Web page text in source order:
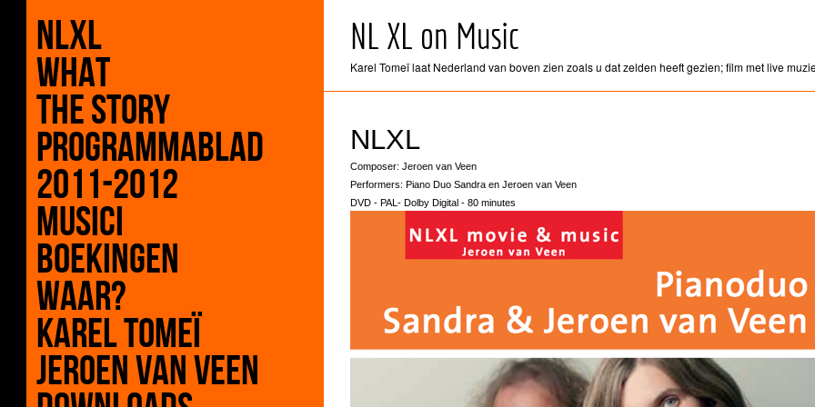
NLXL
What
The Story
Programmablad
2011-2012
Musici
Boekingen
Waar?
Karel Tomeï
Jeroen Van Veen
NL XL on Music
Karel Tomeï laat Nederland van boven zien zoals u dat zelden heeft gezien; film met live
NLXL
Composer: Jeroen van Veen
Performers: Piano Duo Sandra en Jeroen van Veen
DVD - PAL- Dolby Digital - 80 minutes